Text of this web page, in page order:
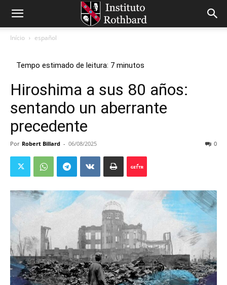
Início español
Hiroshima a sus 80 años:
sentando un aberrante
precedente
Por Robert Billard - 06/08/2025 0